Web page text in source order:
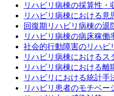
リハビリ病棟の採算性・
リハビリ病棟における意
回復期リハビリ病棟の退
リハビリ病棟の病床稼働
社会的行動障害のリハビ
リハビリ病棟におけるス
リハビリ病棟における離
リハビリにおける統計手
リハビリ患者のモチベー